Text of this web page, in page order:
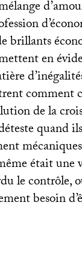
brillants
en
comment
de la
quand
était
le contrôle,
besoin